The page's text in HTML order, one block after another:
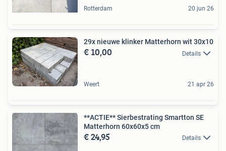
Rotterdam 20 jun 26
29x nieuwe klinker Matterhorn wit 30x10
€ 10,00 Details
Weert 21 apr 26
**ACTIE** Sierbestrating Smartton SE
Matterhorn 60x60x5 cm
€ 24,95 Details